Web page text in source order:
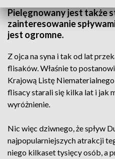
Pielęgnowany jest także
zainteresowanie
jest ogromne.
Z ojca na syna i tak od lat
flisaków. Właśnie to
Krajową Listę
flisacy starali się kilka lat i jak
wyróżnienie.
Nic więc dziwnego, że spływ
najpopularniejszych atrakcji
niego kilkaset tysięcy osób, a